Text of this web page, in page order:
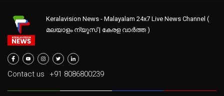
Keralavision News - Malayalam 24x7 Live News Channel (
മലയാളം ന്യൂസ് | കേരള വാർത്ത )
Contact us +91 8086800239